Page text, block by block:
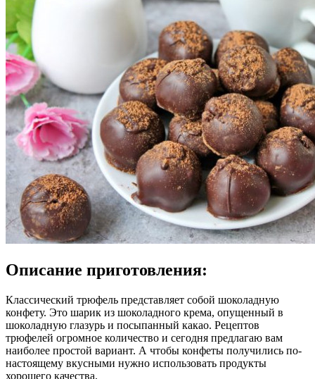
Описание приготовления:
Классический трюфель представляет собой шоколадную
конфету. Это шарик из шоколадного крема, опущенный в
шоколадную глазурь и посыпанный какао. Рецептов
трюфелей огромное количество и сегодня предлагаю вам
наиболее простой вариант. А чтобы конфеты получились по-
настоящему вкусными нужно использовать продукты
хорошего качества.